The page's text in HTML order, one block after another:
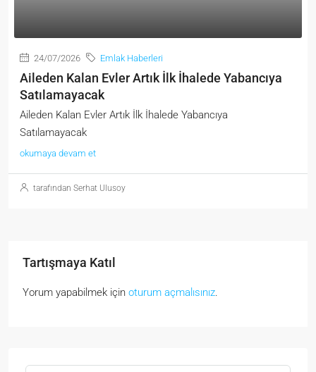
24/07/2026 Emlak Haberleri
Aileden Kalan Evler Artık İlk İhalede Yabancıya
Satılamayacak
Aileden Kalan Evler Artık İlk İhalede Yabancıya
Satılamayacak
okumaya devam et
tarafından Serhat Ulusoy
Tartışmaya Katıl
Yorum yapabilmek için oturum açmalısınız.